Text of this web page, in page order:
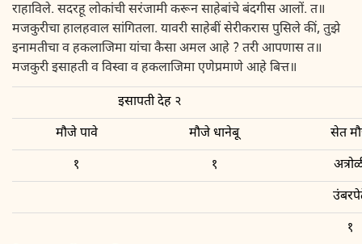
राहाविले. सदरहू लोकांची सरंजामी करून साहेबांचे बंदगीस आलों. त॥
मजकुरीचा हालहवाल सांगितला. यावरी साहेबीं सेरीकरास पुसिले कीं, तुझे
इनामतीचा व हकलाजिमा यांचा कैसा अमल आहे ? तरी आपणास त॥
मजकुरी इसाहती व विस्वा व हकलाजिमा एणेप्रमाणे आहे बित्त॥
इसापती देह २
मौजे पावे
मौजे धानेबू
सेत
१
१
१